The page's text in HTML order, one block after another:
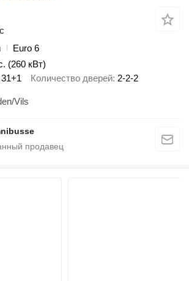
Euro 6
(260 кВт)
31+1 Количество дверей 2-2-2
Vils